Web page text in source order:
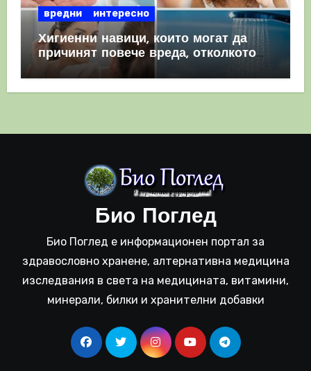
вредни интересно
Хигиенни навици, които могат да
причинят повече вреда, отколкото
полза
Био Поглед
Био Поглед е информационен портал за
здравословно хранене, алтернативна медицина
изследвания в света на медицината, витамини,
минерали, билки и хранителни добавки